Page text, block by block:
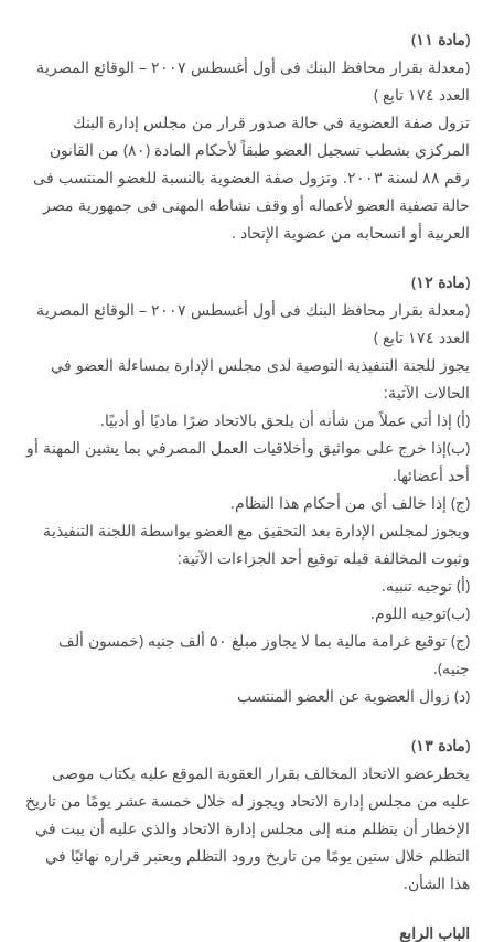
(مادة ۱۱)
(معدلة بقرار محافظ البنك فى أول أغسطس ۲۰۰۷ – الوقائع المصرية
العدد ۱۷٤ تابع )
تزول صفة العضوية في حالة صدور قرار من مجلس إدارة البنك
المركزي بشطب تسجيل العضو طبقاً لأحكام المادة (۸۰) من القانون
رقم ۸۸ لسنة ۲۰۰۳. وتزول صفة العضوية بالنسبة للعضو المنتسب فى
حالة تصفية العضو لأعماله أو وقف نشاطه المهنى فى جمهورية مصر
العربية أو انسحابه من عضوية الإتحاد .
(مادة۱۲)
(معدلة بقرار محافظ البنك فى أول أغسطس ۲۰۰۷ – الوقائع المصرية
العدد ۱۷٤ تابع )
يجوز للجنة التنفيذية التوصية لدى مجلس الإدارة بمساءلة العضو في
الحالات الآتية:
(‌أ) إذا أتي عملاً من شأنه أن يلحق بالاتحاد ضرًا ماديًا أو أدبيًا.
(‌ب)إذا خرج على مواثيق وأخلاقيات العمل المصرفي بما يشين المهنة أو
أحد أعضائها.
(‌ج) إذا خالف أي من أحكام هذا النظام.
ويجوز لمجلس الإدارة بعد التحقيق مع العضو بواسطة اللجنة التنفيذية
وثبوت المخالفة قبله توقيع أحد الجزاءات الآتية:
(‌أ) توجيه تنبيه.
(‌ب)توجيه اللوم.
(‌ج) توقيع غرامة مالية بما لا يجاوز مبلغ ۵۰ ألف جنيه (خمسون ألف
جنيه).
(‌د) زوال العضوية عن العضو المنتسب
(مادة۱۳)
يخطرعضو الاتحاد المخالف بقرار العقوبة الموقع عليه بكتاب موصى
عليه من مجلس إدارة الاتحاد ويجوز له خلال خمسة عشر يومًا من تاريخ
الإخطار أن يتظلم منه إلى مجلس إدارة الاتحاد والذي عليه أن يبت في
التظلم خلال ستين يومًا من تاريخ ورود التظلم ويعتبر قراره نهائيًا في
هذا الشأن.
الباب الرابع